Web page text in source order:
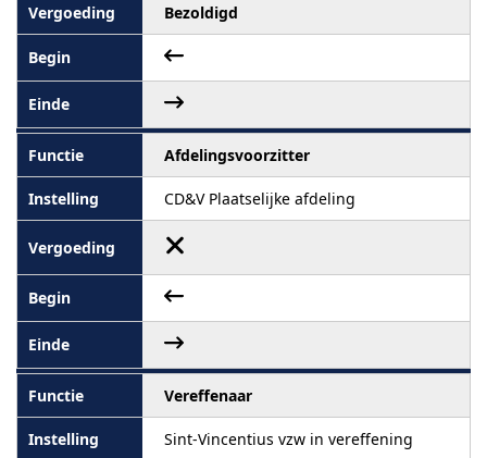
Bezoldigd
Afdelingsvoorzitter
CD&V Plaatselijke afdeling
Vereffenaar
Sint-Vincentius vzw in vereffening